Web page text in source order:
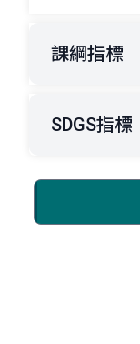
課綱指標
SDGS指標